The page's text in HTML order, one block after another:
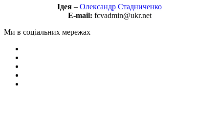
Ідея – Олександр Стадниченко
E-mail: fcvadmin@ukr.net
Ми в соціальних мережах